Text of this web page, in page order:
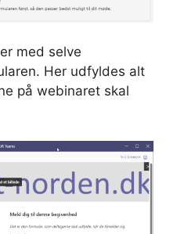
med selve
Her udfyldes alt
på webinaret skal